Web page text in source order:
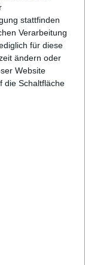
stattfinden
Verarbeitung
für diese
ändern oder
Website
die Schaltfläche